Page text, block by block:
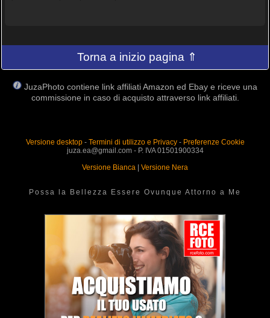
Torna a inizio pagina ⇑
JuzaPhoto contiene link affiliati Amazon ed Ebay e riceve una
commissione in caso di acquisto attraverso link affiliati.
Versione desktop- Termini di utilizzo e Privacy- Preferenze Cookie
juza.ea@gmail.com - P. IVA 01501900334
Versione Bianca | Versione Nera
Possa la Bellezza Essere Ovunque Attorno a Me